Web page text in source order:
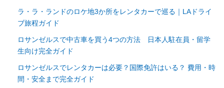
ラ・ラ・ランドのロケ地3か所をレンタカーで巡る｜LAドライ
ブ旅程ガイド
ロサンゼルスで中古車を買う4つの方法 日本人駐在員・留学
生向け完全ガイド
ロサンゼルスでレンタカーは必要？国際免許はいる？ 費用・時
間・安全まで完全ガイド